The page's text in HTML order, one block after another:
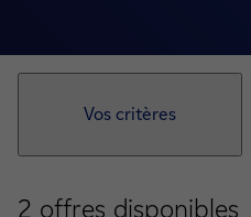
Vos critères
2 offres disponibles